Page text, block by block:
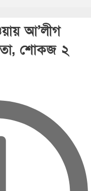
আ’লীগ
শোকজ ২